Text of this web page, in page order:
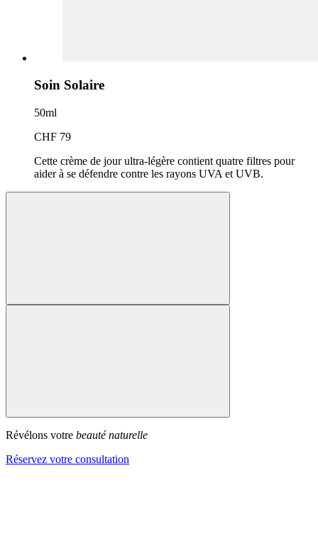
Soin Solaire
50ml
CHF 79
Cette crème de jour ultra-légère contient quatre filtres pour
aider à se défendre contre les rayons UVA et UVB.
Révélons votre beauté naturelle
Réservez votre consultation